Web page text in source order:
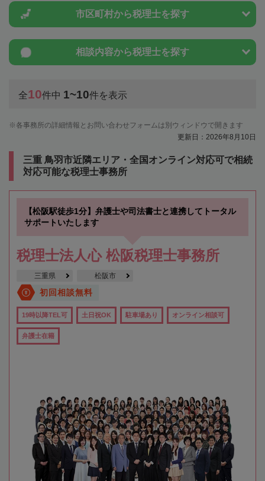
市区町村から税理士を探す
相談内容から税理士を探す
全10件中 1~10件を表示
各事務所の詳細情報とお問い合わせフォームは別ウィンドウで開きます
更新日：2026年8月10日
三重 鳥羽市近隣エリア・全国オンライン対応可で相続
対応可能な税理士事務所
【松阪駅徒歩1分】弁護士や司法書士と連携してトータル
サポートいたします
税理士法人心 松阪税理士事務所
三重県 松阪市
初回相談無料
19時以降TEL可 土日祝OK 駐車場あり オンライン相談可
弁護士在籍